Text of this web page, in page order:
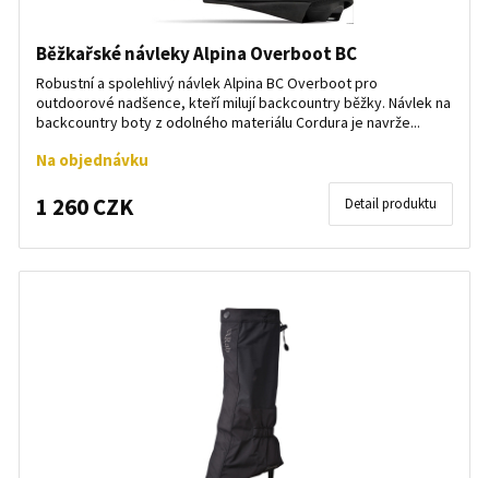
Běžkařské návleky Alpina Overboot BC
Robustní a spolehlivý návlek Alpina BC Overboot pro
outdoorové nadšence, kteří milují backcountry běžky. Návlek na
backcountry boty z odolného materiálu Cordura je navrže...
Na objednávku
1 260 CZK Detail produktu